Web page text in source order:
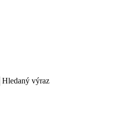
Hledaný výraz